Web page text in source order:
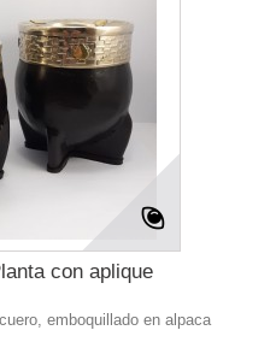
con aplique
emboquillado en alpaca